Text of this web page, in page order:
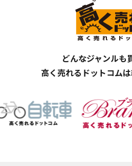
どんなジャンルも
高く売れるドットコム